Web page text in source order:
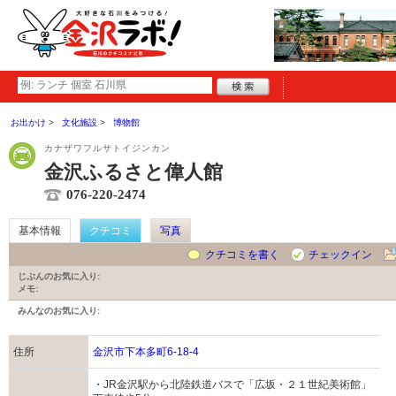
お出かけ 文化施設 博物館
カナザワフルサトイジンカン
金沢ふるさと偉人館
076-220-2474
基本情報 クチコミ
写真
クチコミを書く
チェックイン
じぶんのお気に入り:
メモ:
みんなのお気に入り:
住所 金沢市下本多町6-18-4
・JR金沢駅から北陸鉄道バスで「広坂・２１世紀美術館」